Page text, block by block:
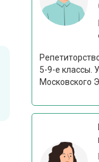
5-9-е классы.
Московского